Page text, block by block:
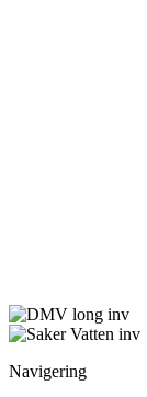
Navigering